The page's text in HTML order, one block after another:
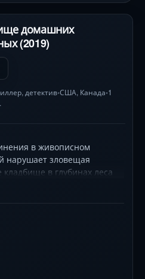
домашних
(2019)
, детектив•США, Канада•1
в живописном
нарушает зловещая
в глубинах леса
законы жизни и смерти.
кошмара.
тишину сцены и
— режиссёры
тревожный мир, где
стоить души. Джон